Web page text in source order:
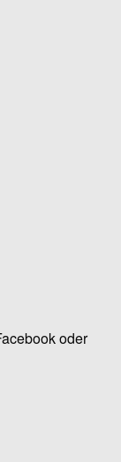
oder